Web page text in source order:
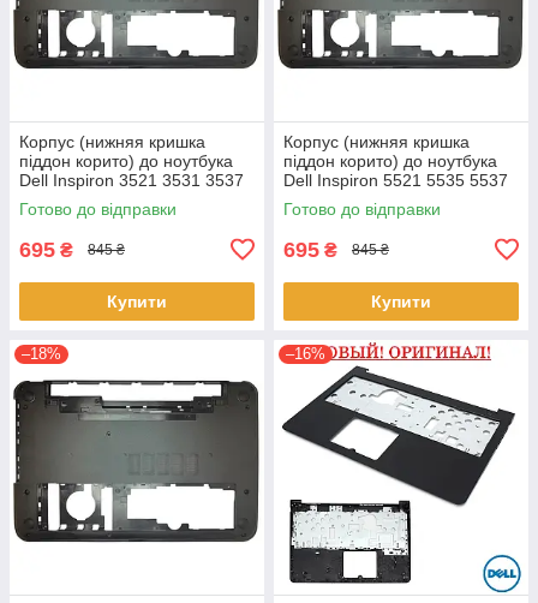
Корпус (нижняя кришка
піддон корито) до ноутбука
Dell Inspiron 3521 3531 3537
(0YXMG9, AP0ZG000200)
Готово до відправки
695 ₴ 845 ₴
Купити
Корпус (нижняя кришка
піддон корито) до ноутбука
Dell Inspiron 5521 5535 5537
(0YXMG9, AP0ZG000200)
Готово до відправки
695 ₴ 845 ₴
Купити
–18% –16%